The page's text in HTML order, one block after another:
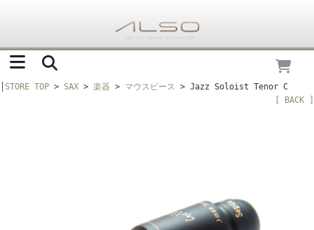
STORE TOP > SAX > 楽器 > マウスピース > Jazz Soloist Tenor C
[ BACK ]